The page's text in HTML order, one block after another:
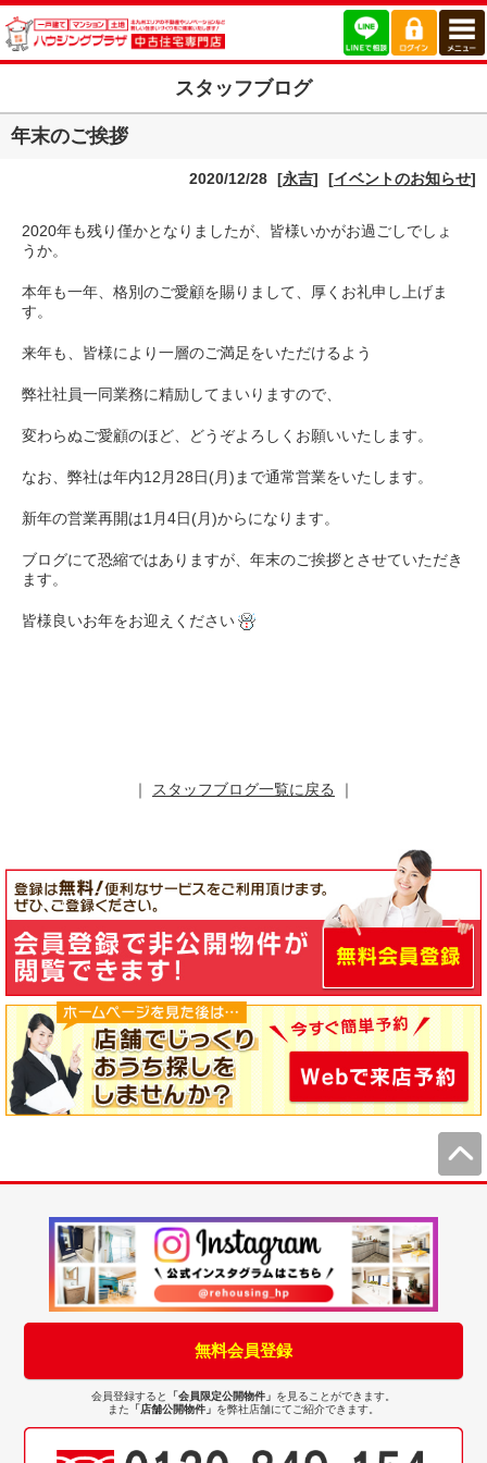
スタッフブログ
年末のご挨拶
2020/12/28 [永吉] [イベントのお知らせ]
2020年も残り僅かとなりましたが、皆様いかがお過ごしでしょ
うか。
本年も一年、格別のご愛顧を賜りまして、厚くお礼申し上げま
す。
来年も、皆様により一層のご満足をいただけるよう
弊社社員一同業務に精励してまいりますので、
変わらぬご愛顧のほど、どうぞよろしくお願いいたします。
なお、弊社は年内12月28日(月)まで通常営業をいたします。
新年の営業再開は1月4日(月)からになります。
ブログにて恐縮ではありますが、年末のご挨拶とさせていただき
ます。
皆様良いお年をお迎えください
｜ スタッフブログ一覧に戻る ｜
無料会員登録
会員登録すると 「会員限定公開物件」 を見ることができます。
また 「店舗公開物件」 を弊社店舗にてご紹介できます。